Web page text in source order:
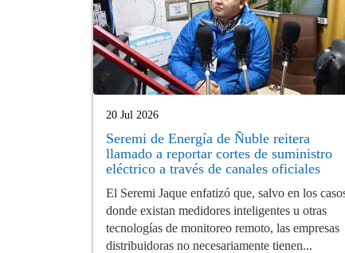
20 Jul 2026
Seremi de Energía de Ñuble reitera
llamado a reportar cortes de suministro
eléctrico a través de canales oficiales
El Seremi Jaque enfatizó que, salvo en los
donde existan medidores inteligentes u otras
tecnologías de monitoreo remoto, las empresas
distribuidoras no necesariamente tienen...